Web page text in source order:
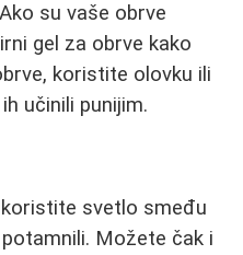
su vaše obrve
gel za obrve kako
koristite olovku ili
učinili punijim.
svetlo smeđu
Možete čak i